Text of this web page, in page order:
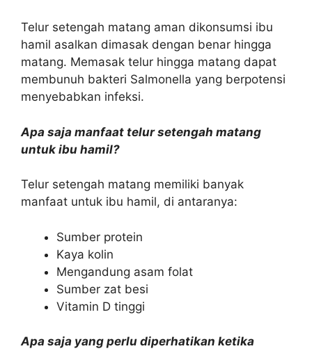
Telur setengah matang aman dikonsumsi ibu
hamil asalkan dimasak dengan benar hingga
matang. Memasak telur hingga matang dapat
membunuh bakteri Salmonella yang berpotensi
menyebabkan infeksi.
Apa saja manfaat telur setengah matang
untuk ibu hamil?
Telur setengah matang memiliki banyak
manfaat untuk ibu hamil, di antaranya:
Sumber protein
Kaya kolin
Mengandung asam folat
Sumber zat besi
Vitamin D tinggi
Apa saja yang perlu diperhatikan ketika